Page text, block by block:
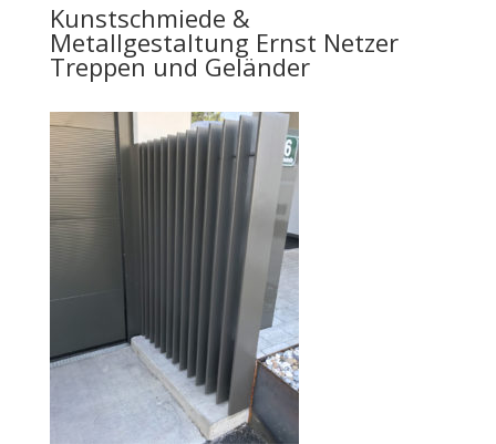
Kunstschmiede &
Metallgestaltung Ernst Netzer
Treppen und Geländer